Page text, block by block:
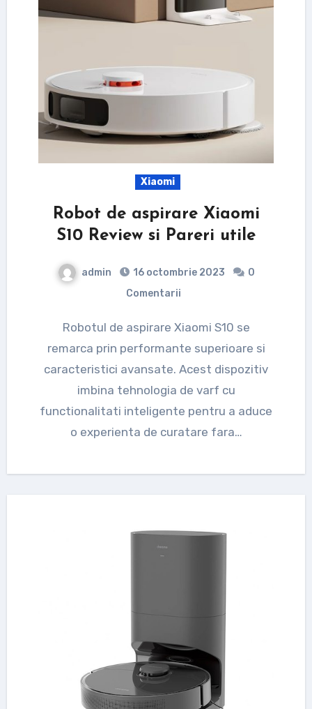
Xiaomi
Robot de aspirare Xiaomi
S10 Review si Pareri utile
admin 16 octombrie 2023
0
Comentarii
Robotul de aspirare Xiaomi S10 se
remarca prin performante superioare si
caracteristici avansate. Acest dispozitiv
imbina tehnologia de varf cu
functionalitati inteligente pentru a aduce
o experienta de curatare fara…